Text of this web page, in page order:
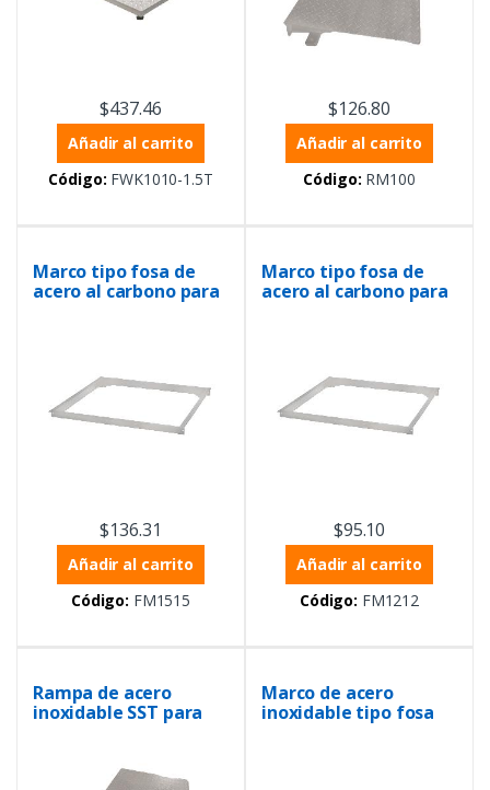
$437.46
Añadir al carrito
Código: FWK1010-1.5T
$126.80
Añadir al carrito
Código: RM100
Marco tipo fosa de
acero al carbono para
balanzas de 1.5m x
$136.31
Añadir al carrito
Código: FM1515
Marco tipo fosa de
acero al carbono para
balanzas de 1.2m x
$95.10
Añadir al carrito
Código: FM1212
Rampa de acero
inoxidable SST para
Marco de acero
inoxidable tipo fosa